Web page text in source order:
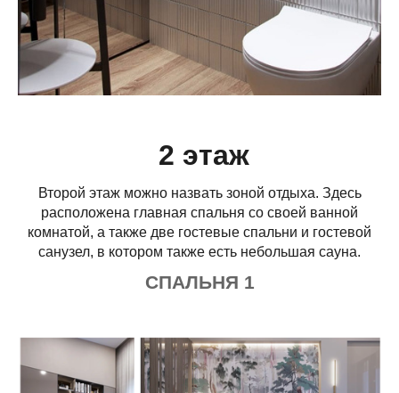
2 этаж
Второй этаж можно назвать зоной отдыха. Здесь
расположена главная спальня со своей ванной
комнатой, а также две гостевые спальни и гостевой
санузел, в котором также есть небольшая сауна.
СПАЛЬНЯ 1